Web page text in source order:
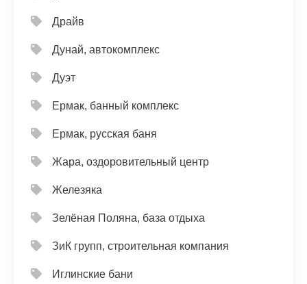
Драйв
Дунай, автокомплекс
Дуэт
Ермак, банный комплекс
Ермак, русская баня
Жара, оздоровительный центр
Железяка
Зелёная Поляна, база отдыха
ЗиК групп, строительная компания
Иглинские бани